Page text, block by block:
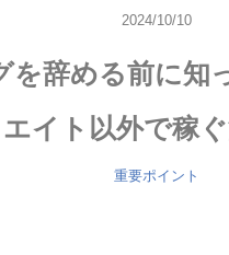
2024/10/10
を辞める前に知
エイト以外で稼
重要ポイント